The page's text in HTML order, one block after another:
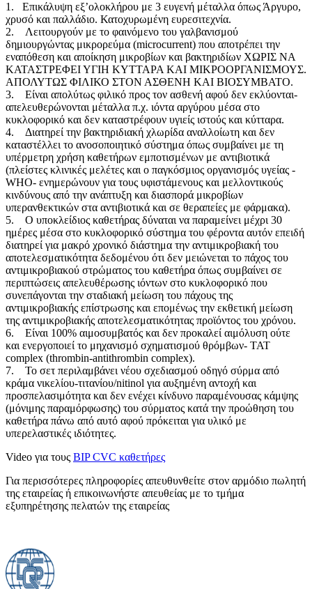
1. Επικάλυψη εξ’ολοκλήρου με 3 ευγενή μέταλλα όπως Άργυρο,
χρυσό και παλλάδιο. Κατοχυρωμένη ευρεσιτεχνία.
2. Λειτουργούν με το φαινόμενο του γαλβανισμού
δημιουργώντας μικρορεύμα (microcurrent) που αποτρέπει την
εναπόθεση και αποίκηση μικροβίων και βακτηριδίων ΧΩΡΙΣ ΝΑ
ΚΑΤΑΣΤΡΕΦΕΙ ΥΓΙΗ ΚΥΤΤΑΡΑ ΚΑΙ ΜΙΚΡΟΟΡΓΑΝΙΣΜΟΥΣ.
ΑΠΟΛΥΤΩΣ ΦΙΛΙΚΟ ΣΤΟΝ ΑΣΘΕΝΗ ΚΑΙ ΒΙΟΣΥΜΒΑΤΟ.
3. Είναι απολύτως φιλικό προς τον ασθενή αφού δεν εκλύονται-
απελευθερώνονται μέταλλα π.χ. ιόντα αργύρου μέσα στο
κυκλοφορικό και δεν καταστρέφουν υγιείς ιστούς και κύτταρα.
4. Διατηρεί την βακτηριδιακή χλωρίδα αναλλοίωτη και δεν
καταστέλλει το ανοσοποιητικό σύστημα όπως συμβαίνει με τη
υπέρμετρη χρήση καθετήρων εμποτισμένων με αντιβιοτικά
(πλείστες κλινικές μελέτες και ο παγκόσμιος οργανισμός υγείας -
WHO- ενημερώνουν για τους υφιστάμενους και μελλοντικούς
κινδύνους από την ανάπτυξη και διασπορά μικροβίων
υπερανθεκτικών στα αντιβιοτικά και σε θεραπείες με φάρμακα).
5. Ο υποκλείδιος καθετήρας δύναται να παραμείνει μέχρι 30
ημέρες μέσα στο κυκλοφορικό σύστημα του φέροντα αυτόν επειδή
διατηρεί για μακρό χρονικό διάστημα την αντιμικροβιακή του
αποτελεσματικότητα δεδομένου ότι δεν μειώνεται το πάχος του
αντιμικροβιακού στρώματος του καθετήρα όπως συμβαίνει σε
περιπτώσεις απελευθέρωσης ιόντων στο κυκλοφορικό που
συνεπάγονται την σταδιακή μείωση του πάχους της
αντιμικροβιακής επίστρωσης και επομένως την εκθετική μείωση
της αντιμικροβιακής αποτελεσματικότητας προϊόντος του χρόνου.
6. Είναι 100% αιμοσυμβατός και δεν προκαλεί αιμόλυση ούτε
και ενεργοποιεί το μηχανισμό σχηματισμού θρόμβων- TAT
complex (thrombin-antithrombin complex).
7. Το σετ περιλαμβάνει νέου σχεδιασμού οδηγό σύρμα από
κράμα νικελίου-τιτανίου/nitinol για αυξημένη αντοχή και
προσπελασιμότητα και δεν ενέχει κίνδυνο παραμένουσας κάμψης
(μόνιμης παραμόρφωσης) του σύρματος κατά την προώθηση του
καθετήρα πάνω από αυτό αφού πρόκειται για υλικό με
υπερελαστικές ιδιότητες.
Video για τους BIP CVC καθετήρες
Για περισσότερες πληροφορίες απευθυνθείτε στον αρμόδιο πωλητή
της εταιρείας ή επικοινωνήστε απευθείας με το τμήμα
εξυπηρέτησης πελατών της εταιρείας